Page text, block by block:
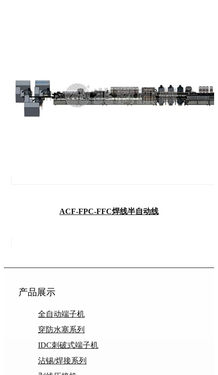
ACF-FPC-FFC焊线半自动线
产品展示
全自动端子机
穿防水塞系列
IDC刺破式端子机
沾锡/焊接系列